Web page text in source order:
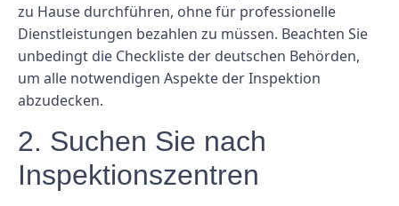
zu Hause durchführen, ohne für professionelle
Dienstleistungen bezahlen zu müssen. Beachten Sie
unbedingt die Checkliste der deutschen Behörden,
um alle notwendigen Aspekte der Inspektion
abzudecken.
2. Suchen Sie nach
Inspektionszentren